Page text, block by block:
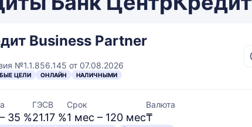
Business Partner
№1.1.856.145 от 07.08.2026
ЦЕЛИ ОНЛАЙН НАЛИЧНЫМИ
35 %
ГЭСВ
21.17 %
Срок
1 мес – 120 мес
Валюта
₸